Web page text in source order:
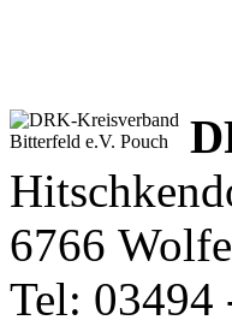
6766
Tel: 03494